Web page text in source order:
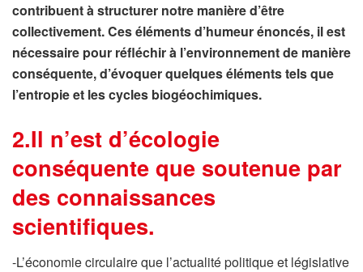
contribuent à structurer notre manière d’être
collectivement. Ces éléments d’humeur énoncés, il est
nécessaire pour réfléchir à l’environnement de manière
conséquente, d’évoquer quelques éléments tels que
l’entropie et les cycles biogéochimiques.
2.Il n’est d’écologie
conséquente que soutenue par
des connaissances
scientifiques.
-L’économie circulaire que l’actualité politique et législative